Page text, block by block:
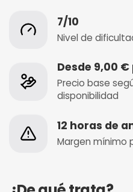
7/10
Nivel de
Desde 9,00
Precio base
disponibilidad
12 horas de
Margen mínimo